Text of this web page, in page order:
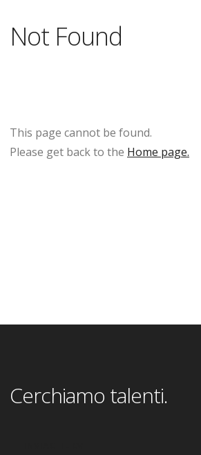
Not Found
This page cannot be found.
Please get back to the Home page.
Cerchiamo talenti.